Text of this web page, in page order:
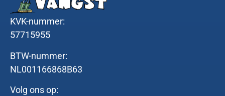
KVK-nummer:
57715955
BTW-nummer:
NL001166868B63
Volg ons op: